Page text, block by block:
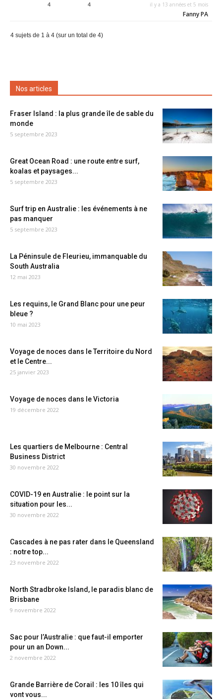
4 4 il y a 13 années et 5 mois
Fanny PA
4 sujets de 1 à 4 (sur un total de 4)
Nos articles
Fraser Island : la plus grande île de sable du
monde
5 septembre 2023
Great Ocean Road : une route entre surf,
koalas et paysages...
5 septembre 2023
Surf trip en Australie : les événements à ne
pas manquer
5 septembre 2023
La Péninsule de Fleurieu, immanquable du
South Australia
12 mai 2023
Les requins, le Grand Blanc pour une peur
bleue ?
10 mai 2023
Voyage de noces dans le Territoire du Nord
et le Centre...
25 janvier 2023
Voyage de noces dans le Victoria
19 décembre 2022
Les quartiers de Melbourne : Central
Business District
30 novembre 2022
COVID-19 en Australie : le point sur la
situation pour les...
30 novembre 2022
Cascades à ne pas rater dans le Queensland
: notre top...
23 novembre 2022
North Stradbroke Island, le paradis blanc de
Brisbane
9 novembre 2022
Sac pour l’Australie : que faut-il emporter
pour un an Down...
2 novembre 2022
Grande Barrière de Corail : les 10 îles qui
vont vous...